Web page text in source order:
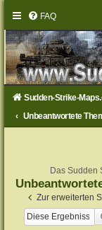
FAQ
Sudden-Strike-
Unbeantwortete
Das Sudden
Zur erweiterten